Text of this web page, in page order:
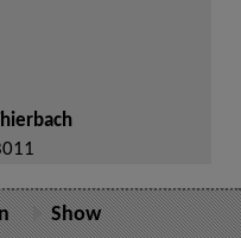
Show